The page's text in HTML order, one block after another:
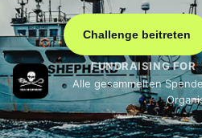
Challenge beitreten
FUNDRAISING FOR
Alle gesammelten